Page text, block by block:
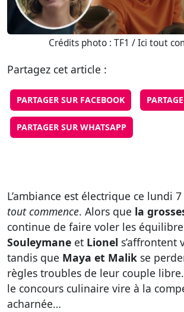
Crédits photo : TF1 / Ici tout
Partagez cet article :
PARTAGER SUR FACEBOOK
PARTAGER SUR WHATSAPP
L’ambiance est électrique ce lundi
tout commence. Alors que la
continue de faire voler les
Souleymane et Lionel s’affrontent
tandis que Maya et Malik se
règles troubles de leur couple
le concours culinaire vire à la
acharnée…